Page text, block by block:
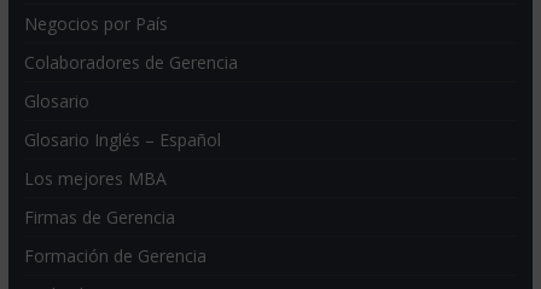
Negocios por País
Colaboradores de Gerencia
Glosario
Glosario Inglés – Español
Los mejores MBA
Firmas de Gerencia
Formación de Gerencia